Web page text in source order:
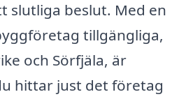
slutliga beslut. Med en
tillgängliga,
och Sörfjäla, är
hittar just det företag